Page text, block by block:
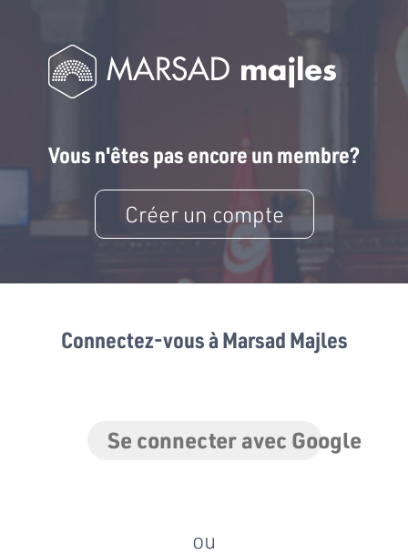
Vous n'êtes pas encore un membre?
Créer un compte
Connectez-vous à Marsad Majles
Se connecter avec Google
ou